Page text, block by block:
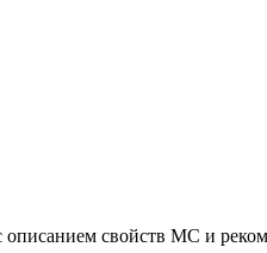
свойств МС и